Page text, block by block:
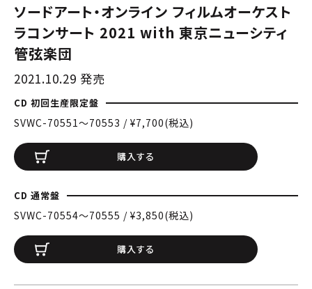
ソードアート・オンライン フィルムオーケスト
ラコンサート 2021 with 東京ニューシティ
管弦楽団
2021.10.29 発売
CD 初回生産限定盤
SVWC-70551〜70553 / ¥7,700(税込)
購入する
CD 通常盤
SVWC-70554〜70555 / ¥3,850(税込)
購入する